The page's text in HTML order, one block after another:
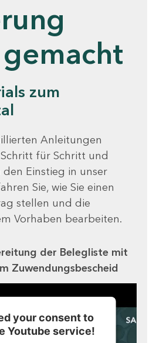
zum
Anleitungen
für Schritt und
Einstieg in unser
Sie, wie Sie einen
stellen und die
Vorhaben bearbeiten.
der Belegliste mit
Zuwendungsbescheid
your consent to
Youtube service!